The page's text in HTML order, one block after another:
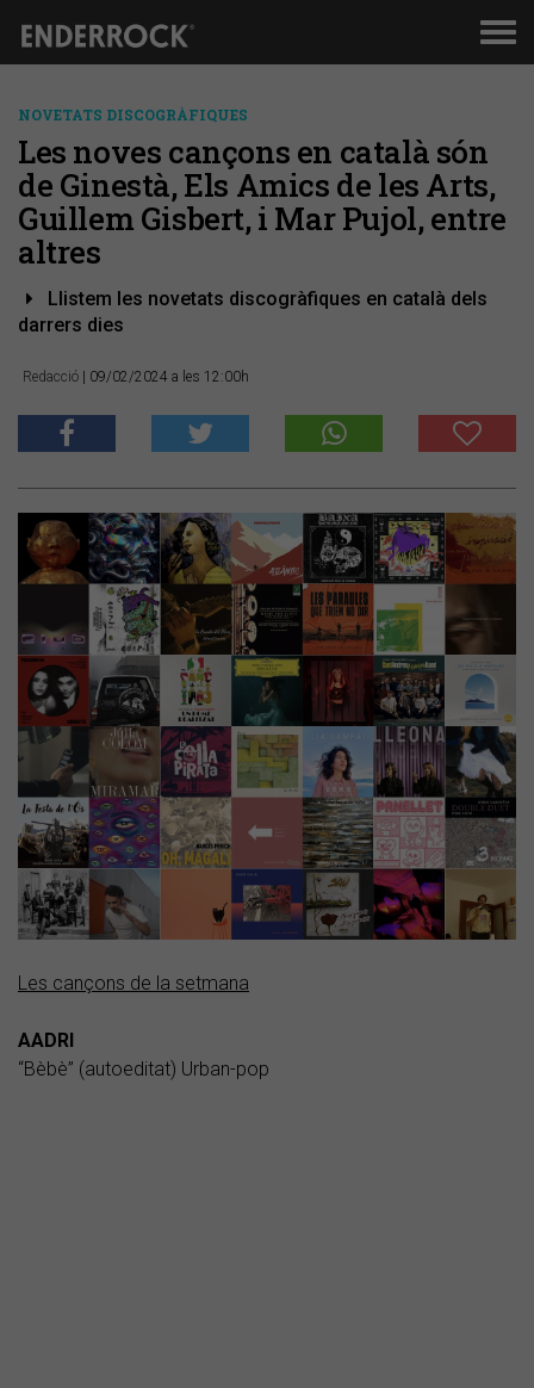
NOVETATS DISCOGRÀFIQUES
Les noves cançons en català són
de Ginestà, Els Amics de les Arts,
Guillem Gisbert, i Mar Pujol, entre
altres
Llistem les novetats discogràfiques en català dels
darrers dies
Redacció | 09/02/2024 a les 12:00h
Les cançons de la setmana
AADRI
“Bèbè” (autoeditat) Urban-pop